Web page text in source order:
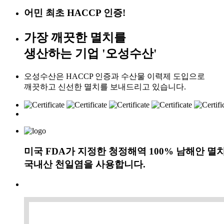
어민 최초 HACCP 인증!
가장 깨끗한 멸치를
생산하는 기업 '오성수산'
오성수산은 HACCP 인증과 수산물 이력제 도입으로
깨끗하고 신선한 멸치를 보내드리고 있습니다.
미국 FDA가 지정한 청정해역 100% 남해안 멸
국내산 천일염을 사용합니다.